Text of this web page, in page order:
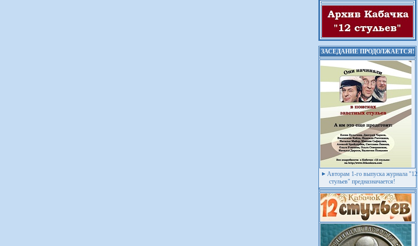
ЗАСЕДАНИЕ ПРОДОЛЖАЕТСЯ!
Авторам 1-го выпуска журнала "12
стульев" предназначается!